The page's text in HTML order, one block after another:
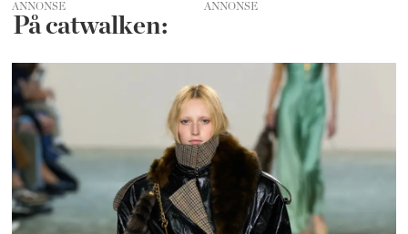
ANNONSE
På catwalken: